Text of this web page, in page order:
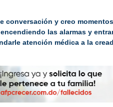
conversación y creo
encendiendo las alarmas y
atención médica a la